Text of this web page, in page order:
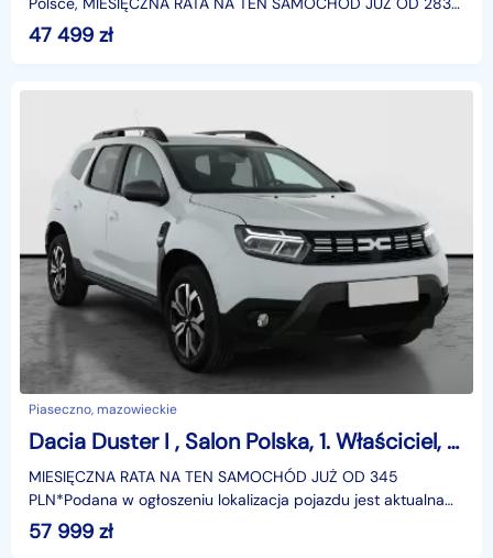
PLN*Podana w ogłoszeniu lokalizacja pojazdu jest aktua
47 499 zł
Piaseczno, mazowieckie
Dacia Duster I , Salon Polska, 1. Właściciel, VAT 23%, Navi, Klimatronic,
MIESIĘCZNA RATA NA TEN SAMOCHÓD JUŻ OD 345
PLN*Podana w ogłoszeniu lokalizacja pojazdu jest aktualna
na dzień wystawienia ogłoszenia. Przed przyjazdem do
salonu
57 999 zł